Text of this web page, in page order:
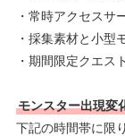
・常時アクセスサ
・採集素材と小型
・期間限定クエス
モンスター出現変
下記の時間帯に限